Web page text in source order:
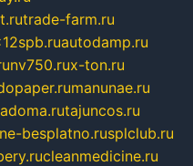
trade-farm.ru
autodamp.ru
nv750.rux-ton.ru
manunae.ru
tajuncos.ru
besplatno.rusplclub.ru
cleanmedicine.ru